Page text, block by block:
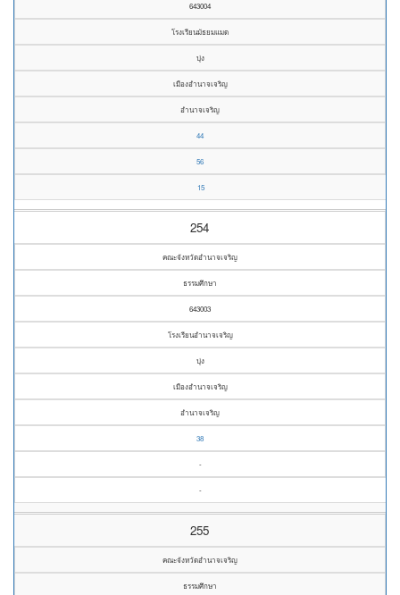
643004
โรงเรียนมัธยมแมด
บุ่ง
เมืองอำนาจเจริญ
อำนาจเจริญ
44
56
15
254
คณะจังหวัดอำนาจเจริญ
ธรรมศึกษา
643003
โรงเรียนอำนาจเจริญ
บุ่ง
เมืองอำนาจเจริญ
อำนาจเจริญ
38
-
-
255
คณะจังหวัดอำนาจเจริญ
ธรรมศึกษา